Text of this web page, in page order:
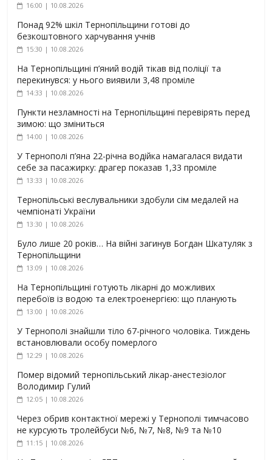
16:00 | 10.08.2026
Понад 92% шкіл Тернопільщини готові до
безкоштовного харчування учнів
15:30 | 10.08.2026
На Тернопільщині п’яний водій тікав від поліції та
перекинувся: у нього виявили 3,48 проміле
14:33 | 10.08.2026
Пункти незламності на Тернопільщині перевірять перед
зимою: що зміниться
14:00 | 10.08.2026
У Тернополі п’яна 22-річна водійка намагалася видати
себе за пасажирку: драгер показав 1,33 проміле
13:33 | 10.08.2026
Тернопільські веслувальники здобули сім медалей на
чемпіонаті України
13:30 | 10.08.2026
Було лише 20 років… На війні загинув Богдан Шкатуляк з
Тернопільщини
13:09 | 10.08.2026
На Тернопільщині готують лікарні до можливих
перебоїв із водою та електроенергією: що планують
13:00 | 10.08.2026
У Тернополі знайшли тіло 67-річного чоловіка. Тиждень
встановлювали особу померлого
12:29 | 10.08.2026
Помер відомий тернопільський лікар-анестезіолог
Володимир Гулий
12:05 | 10.08.2026
Через обрив контактної мережі у Тернополі тимчасово
не курсують тролейбуси №6, №7, №8, №9 та №10
11:15 | 10.08.2026